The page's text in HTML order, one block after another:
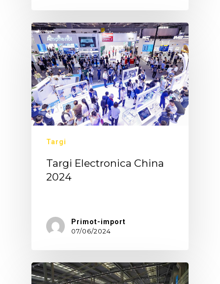
Targi
Targi Electronica China
2024
Primot-import
07/06/2024